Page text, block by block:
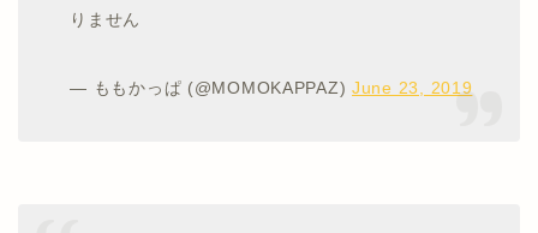
りません
— ももかっぱ (@MOMOKAPPAZ)June 23, 2019